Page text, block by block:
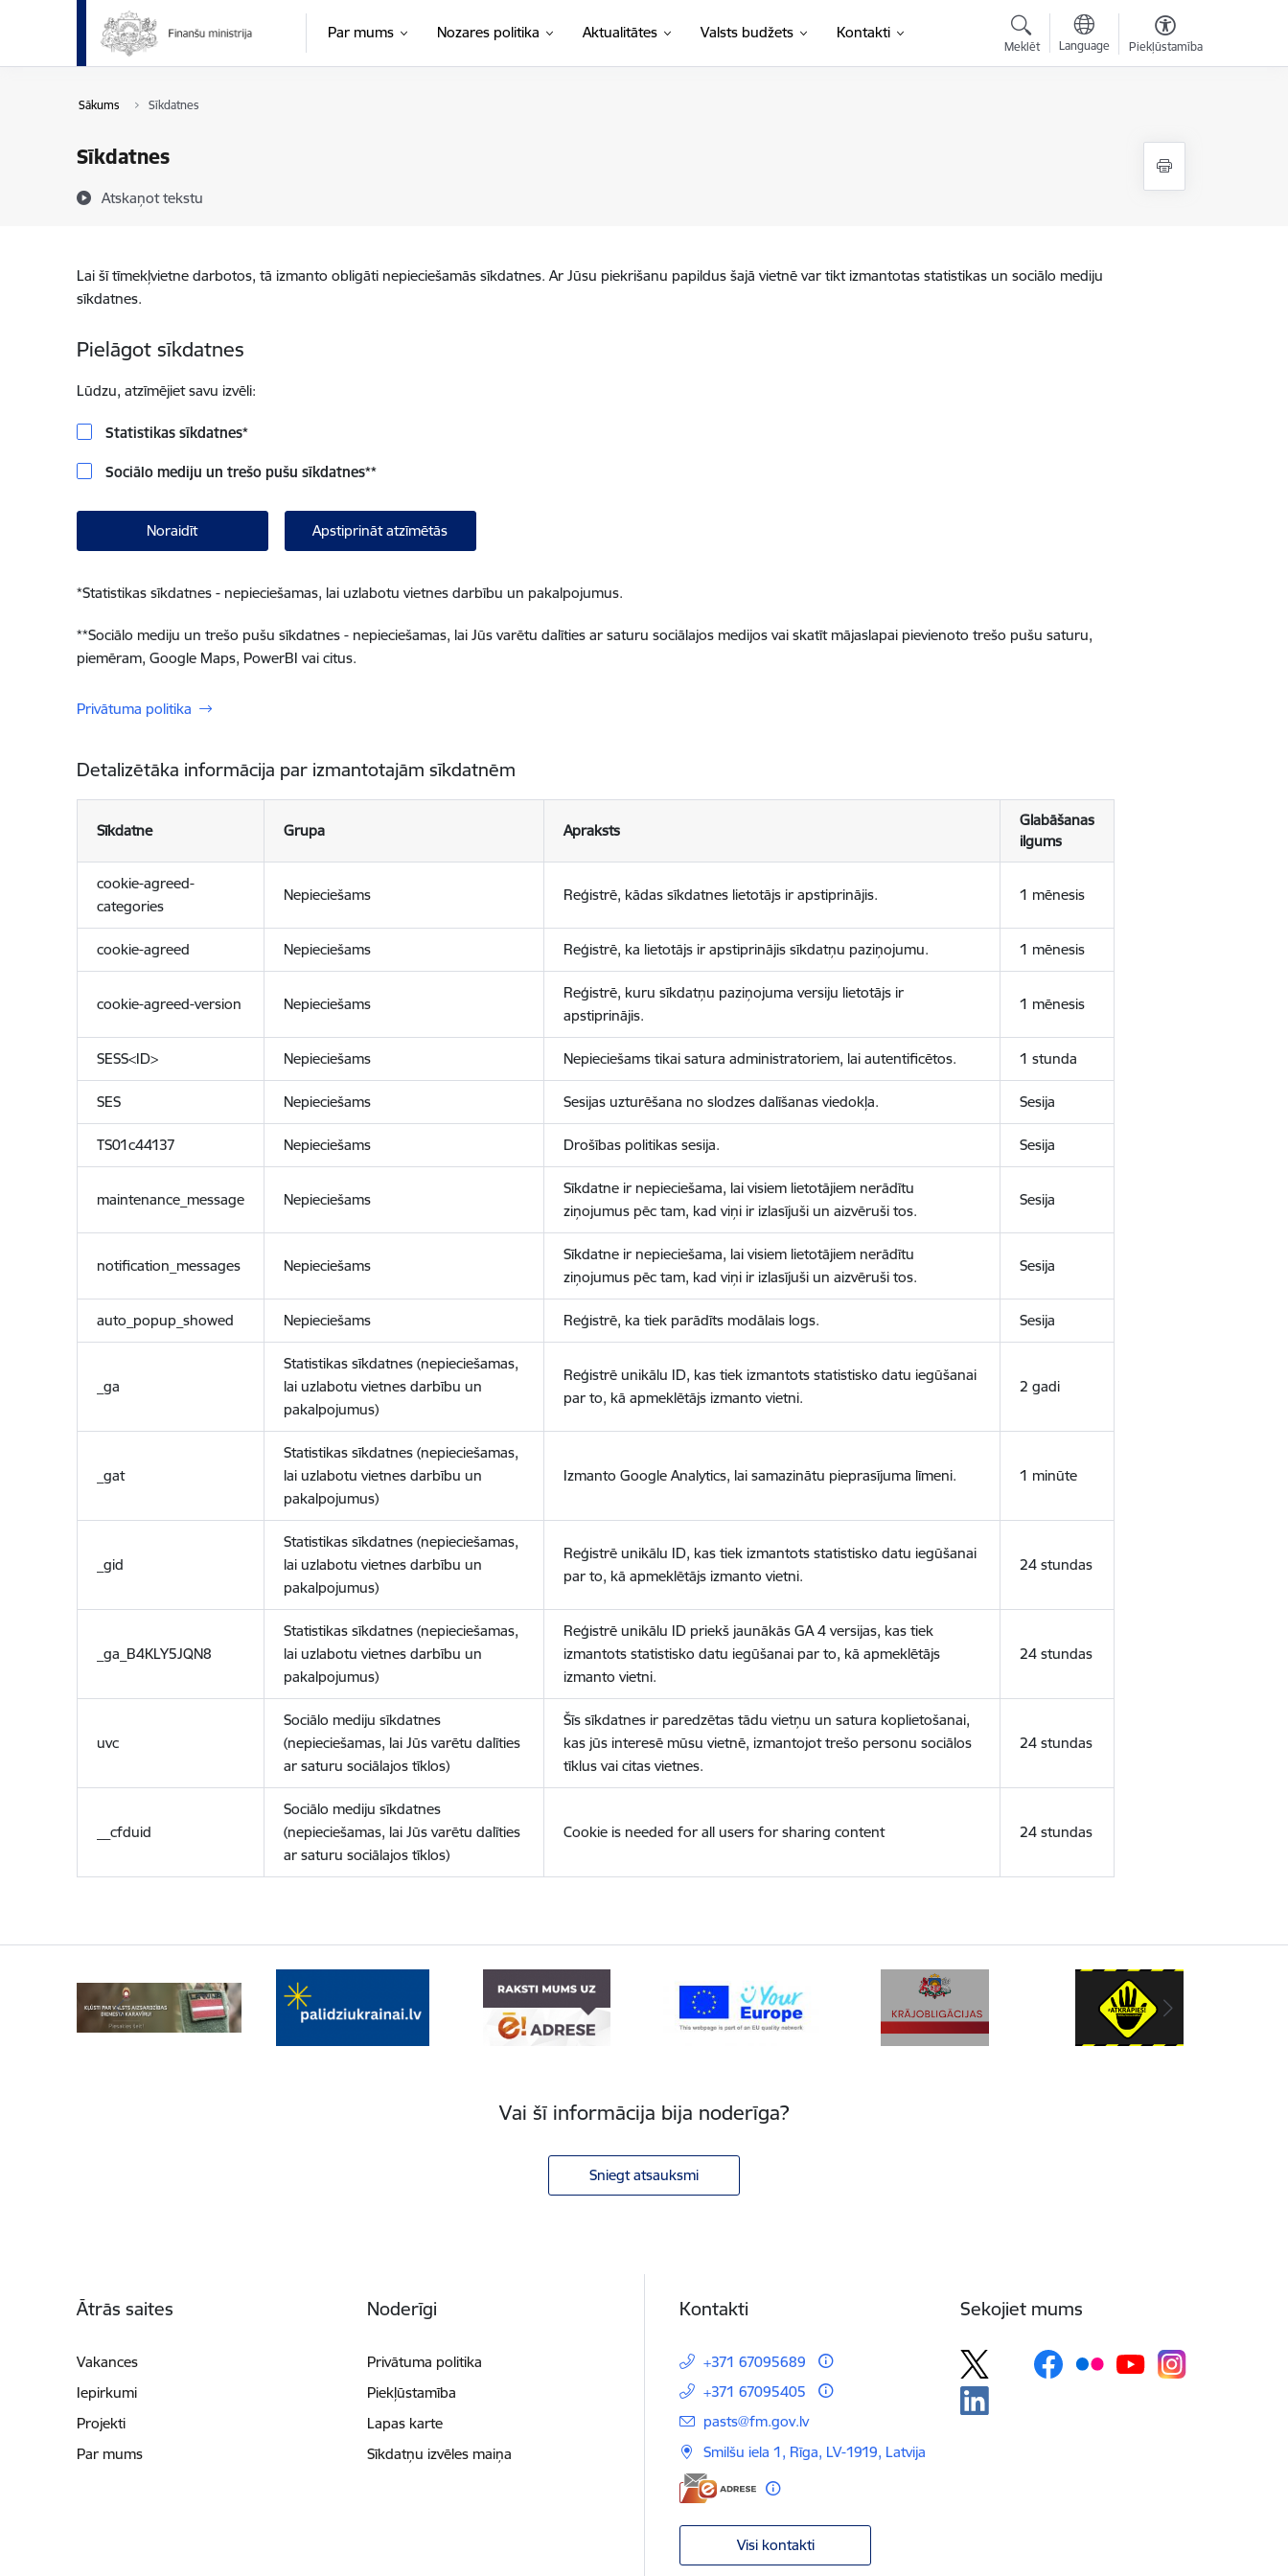
Pāriet uz lapas saturu
Par mums Nozares politika Aktualitātes Valsts budžets Kontakti
Meklēt Language Piekļūstamība
Sākums Sīkdatnes
Sīkdatnes
Atskaņot tekstu
Lai šī tīmekļvietne darbotos, tā izmanto obligāti nepieciešamās sīkdatnes. Ar Jūsu piekrišanu papildus šajā vietnē var tikt izmantotas statistikas un sociālo mediju
sīkdatnes.
Pielāgot sīkdatnes
Lūdzu, atzīmējiet savu izvēli:
Statistikas sīkdatnes*
Sociālo mediju un trešo pušu sīkdatnes**
Noraidīt Apstiprināt atzīmētās
*Statistikas sīkdatnes - nepieciešamas, lai uzlabotu vietnes darbību un pakalpojumus.
**Sociālo mediju un trešo pušu sīkdatnes - nepieciešamas, lai Jūs varētu dalīties ar saturu sociālajos medijos vai skatīt mājaslapai pievienoto trešo pušu saturu,
piemēram, Google Maps, PowerBI vai citus.
Privātuma politika
Detalizētāka informācija par izmantotajām sīkdatnēm
Sīkdatne Grupa Apraksts
Glabāšanas
ilgums
cookie-agreed-
categories
Nepieciešams Reģistrē, kādas sīkdatnes lietotājs ir apstiprinājis. 1 mēnesis
cookie-agreed Nepieciešams Reģistrē, ka lietotājs ir apstiprinājis sīkdatņu paziņojumu. 1 mēnesis
cookie-agreed-version Nepieciešams
Reģistrē, kuru sīkdatņu paziņojuma versiju lietotājs ir
apstiprinājis.
1 mēnesis
SESS<ID> Nepieciešams Nepieciešams tikai satura administratoriem, lai autentificētos. 1 stunda
SES Nepieciešams Sesijas uzturēšana no slodzes dalīšanas viedokļa. Sesija
TS01c44137 Nepieciešams Drošības politikas sesija. Sesija
maintenance_message Nepieciešams
Sīkdatne ir nepieciešama, lai visiem lietotājiem nerādītu
ziņojumus pēc tam, kad viņi ir izlasījuši un aizvēruši tos.
Sesija
notification_messages Nepieciešams
Sīkdatne ir nepieciešama, lai visiem lietotājiem nerādītu
ziņojumus pēc tam, kad viņi ir izlasījuši un aizvēruši tos.
Sesija
auto_popup_showed Nepieciešams Reģistrē, ka tiek parādīts modālais logs. Sesija
_ga
Statistikas sīkdatnes (nepieciešamas,
lai uzlabotu vietnes darbību un
pakalpojumus)
Reģistrē unikālu ID, kas tiek izmantots statistisko datu iegūšanai
par to, kā apmeklētājs izmanto vietni.
2 gadi
_gat
Statistikas sīkdatnes (nepieciešamas,
lai uzlabotu vietnes darbību un
pakalpojumus)
Izmanto Google Analytics, lai samazinātu pieprasījuma līmeni. 1 minūte
_gid
Statistikas sīkdatnes (nepieciešamas,
lai uzlabotu vietnes darbību un
pakalpojumus)
Reģistrē unikālu ID, kas tiek izmantots statistisko datu iegūšanai
par to, kā apmeklētājs izmanto vietni.
24 stundas
_ga_B4KLY5JQN8
Statistikas sīkdatnes (nepieciešamas,
lai uzlabotu vietnes darbību un
pakalpojumus)
Reģistrē unikālu ID priekš jaunākās GA 4 versijas, kas tiek
izmantots statistisko datu iegūšanai par to, kā apmeklētājs
izmanto vietni.
24 stundas
uvc
Sociālo mediju sīkdatnes
(nepieciešamas, lai Jūs varētu dalīties
ar saturu sociālajos tīklos)
Šīs sīkdatnes ir paredzētas tādu vietņu un satura koplietošanai,
kas jūs interesē mūsu vietnē, izmantojot trešo personu sociālos
tīklus vai citas vietnes.
24 stundas
__cfduid
Sociālo mediju sīkdatnes
(nepieciešamas, lai Jūs varētu dalīties
ar saturu sociālajos tīklos)
Cookie is needed for all users for sharing content 24 stundas
Vai šī informācija bija noderīga?
Sniegt atsauksmi
Ātrās saites
Vakances
Iepirkumi
Projekti
Par mums
Noderīgi
Privātuma politika
Piekļūstamība
Lapas karte
Sīkdatņu izvēles maiņa
Kontakti
+371 67095689
+371 67095405
E-pasts:
pasts@fm.gov.lv
Smilšu iela 1, Rīga, LV-1919, Latvija
Visi kontakti
Sekojiet mums